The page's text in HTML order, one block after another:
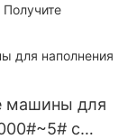
машины для
с